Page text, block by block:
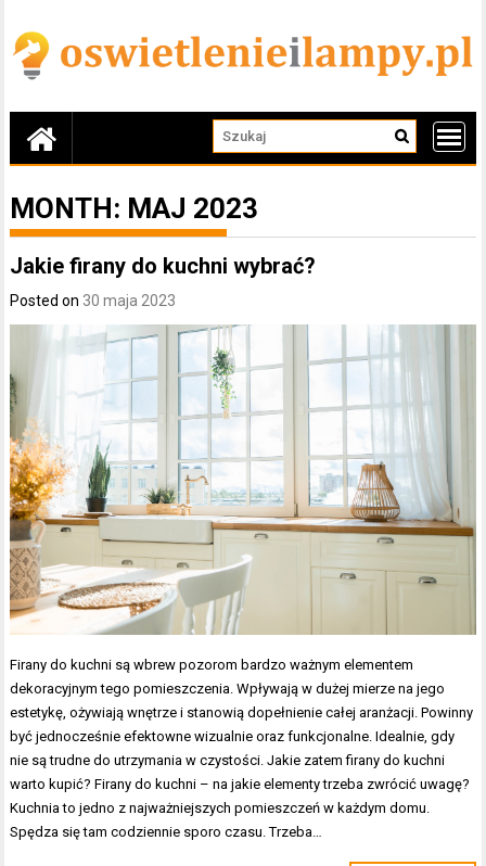
content
MONTH: MAJ 2023
Jakie firany do kuchni wybrać?
Posted on 30 maja 2023
Firany do kuchni są wbrew pozorom bardzo ważnym elementem
dekoracyjnym tego pomieszczenia. Wpływają w dużej mierze na jego
estetykę, ożywiają wnętrze i stanowią dopełnienie całej aranżacji. Powinny
być jednocześnie efektowne wizualnie oraz funkcjonalne. Idealnie, gdy
nie są trudne do utrzymania w czystości. Jakie zatem firany do kuchni
warto kupić? Firany do kuchni – na jakie elementy trzeba zwrócić uwagę?
Kuchnia to jedno z najważniejszych pomieszczeń w każdym domu.
Spędza się tam codziennie sporo czasu. Trzeba…